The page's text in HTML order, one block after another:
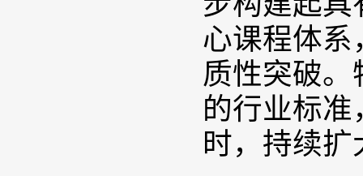
心课程体系
质性突破
的行业标
时，持续